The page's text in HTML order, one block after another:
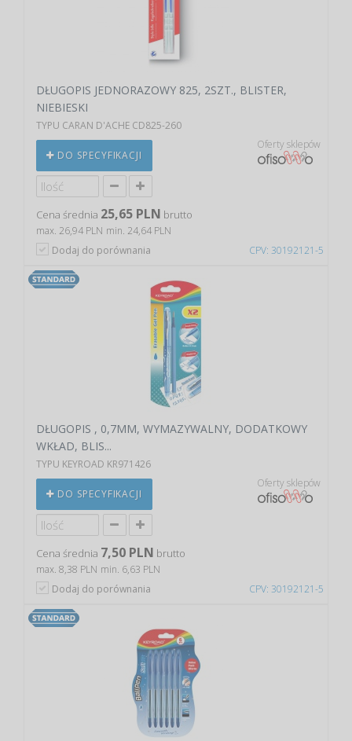
CPV: 30192121-5
DŁUGOPIS JEDNORAZOWY 825, 2SZT., BLISTER,
NIEBIESKI
TYPU CARAN D'ACHE CD825-260
DO SPECYFIKACJI
Oferty sklepów
Cena średnia 25,65 PLN brutto
max. 26,94 PLN min. 24,64 PLN
Dodaj do porównania
CPV: 30192121-5
DŁUGOPIS , 0,7MM, WYMAZYWALNY, DODATKOWY
WKŁAD, BLIS...
TYPU KEYROAD KR971426
DO SPECYFIKACJI
Oferty sklepów
Cena średnia 7,50 PLN brutto
max. 8,38 PLN min. 6,63 PLN
Dodaj do porównania